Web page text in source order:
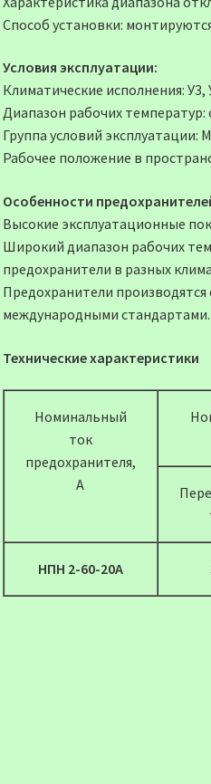
Способ установки:
Условия эксплуатации:
Климатические исполнения: У3,
Диапазон рабочих температур:
Группа условий эксплуатации:
Рабочее положение в
Особенности
Высокие эксплуатационные
Широкий диапазон рабочих
предохранители в разных
Предохранители
международными стандартами.
Технические характеристики
Номинальный
ток
предохранителя,
А
НПН 2-60-20А